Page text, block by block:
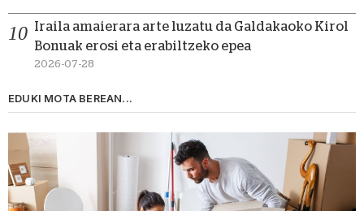
Iraila amaierara arte luzatu da Galdakaoko Kirol
Bonuak erosi eta erabiltzeko epea
2026-07-28
EDUKI MOTA BEREAN...